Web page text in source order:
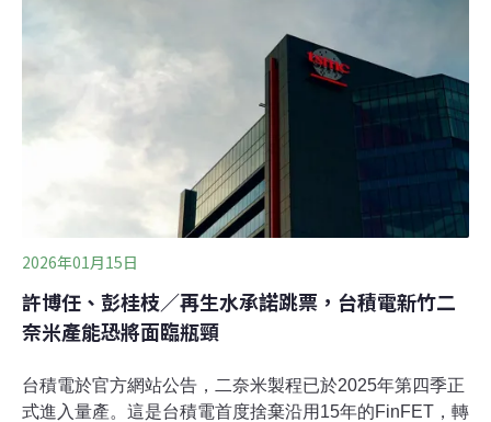
煤發電，且民生用氣僅占全國5%以下，民眾不用擔心沒瓦
斯可以洗澡。等5月回暖後，各國天然氣需求將下降，國
際供給情勢可望改善。為因應荷莫茲海峽緊張情勢，經濟
部責成中油備妥「提前調貨」、「亞洲調貨」、「市場買
現貨」等方案。中油3、4月分別調度12艘、10艘天然氣
船，貨量不僅足夠，更比原排程的進貨量多，可增加儲備
量。能源進口統計數據顯示，台灣液化天然氣最多由卡達
進口（33.7%），第二為澳洲（33.5%
2026年01月15日
許博任、彭桂枝／再生水承諾跳票，台積電新竹二
奈米產能恐將面臨瓶頸
台積電於官方網站公告，二奈米製程已於2025年第四季正
式進入量產。這是台積電首度捨棄沿用15年的FinFET，轉